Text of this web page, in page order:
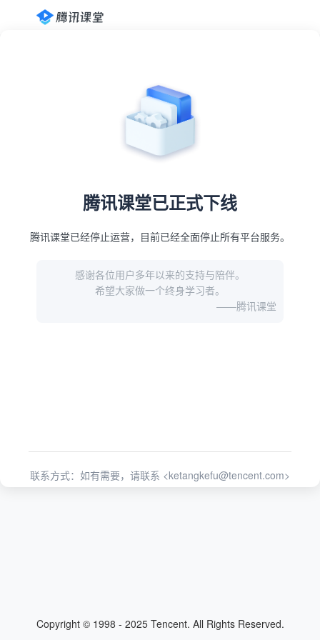
腾讯课堂已正式下线
腾讯课堂已经停止运营，目前已经全面停止所有平台服务。
感谢各位用户多年以来的支持与陪伴。
希望大家做一个终身学习者。
——腾讯课堂
联系方式：如有需要，请联系 <ketangkefu@tencent.com>
Copyright © 1998 - 2025 Tencent. All Rights Reserved.